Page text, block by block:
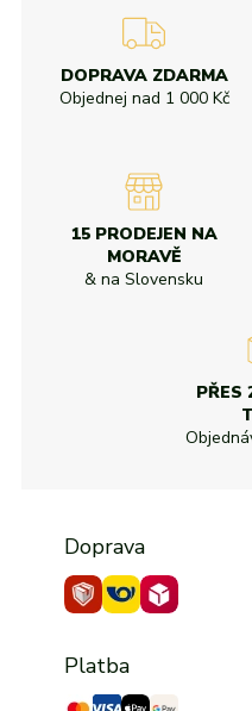
DOPRAVA ZDARMA
Objednej nad 1 000 Kč
15 PRODEJEN NA
MORAVĚ
& na Slovensku
PŘES
Doprava
Platba